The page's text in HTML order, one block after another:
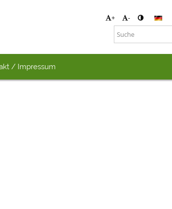
+ -
/ Impressum